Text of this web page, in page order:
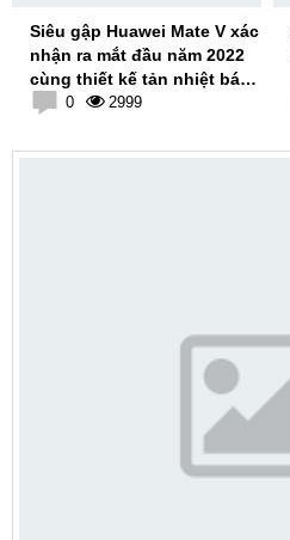
Siêu gập Huawei Mate V xác
nhận ra mắt đầu năm 2022
cùng thiết kế tản nhiệt bá
0 2999